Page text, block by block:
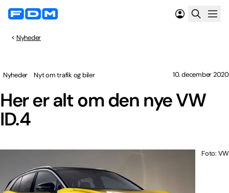
Nyheder
Her er alt om den nye VW
ID.4
Nyheder Nyt om trafik og biler 10. december 2020
Foto: VW